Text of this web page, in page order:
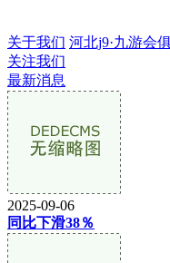
关于我们 河北j9·九游会
关注我们
最新消息
2025-09-06
同比下滑38％